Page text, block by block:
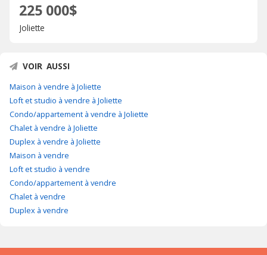
225 000$
Joliette
VOIR AUSSI
Maison à vendre à Joliette
Loft et studio à vendre à Joliette
Condo/appartement à vendre à Joliette
Chalet à vendre à Joliette
Duplex à vendre à Joliette
Maison à vendre
Loft et studio à vendre
Condo/appartement à vendre
Chalet à vendre
Duplex à vendre